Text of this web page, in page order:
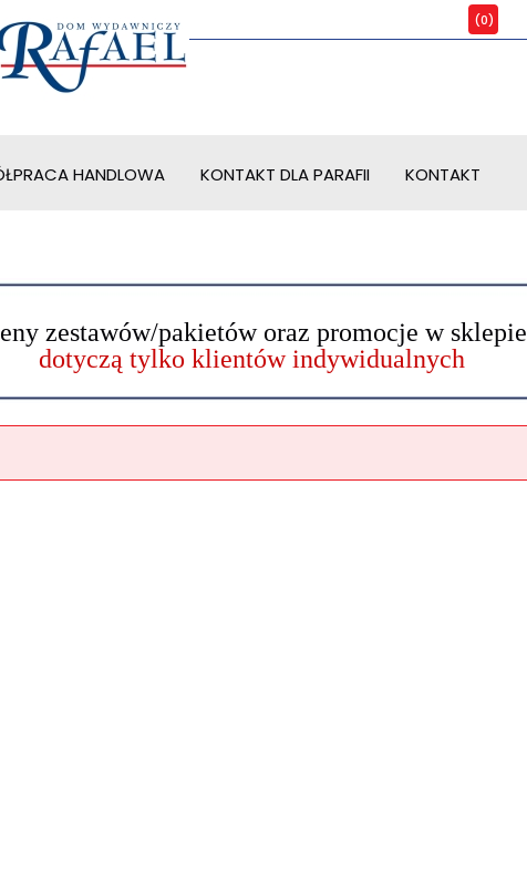
HANDLOWA KONTAKT DLA PARAFII KONTAKT
zestawów/pakietów oraz promocje w sklepie
dotyczą tylko klientów indywidualnych